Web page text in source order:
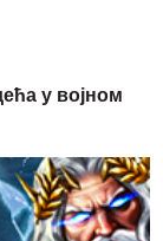
у војном